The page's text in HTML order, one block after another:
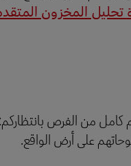
تحليل المخزون
على أرض الواقع.